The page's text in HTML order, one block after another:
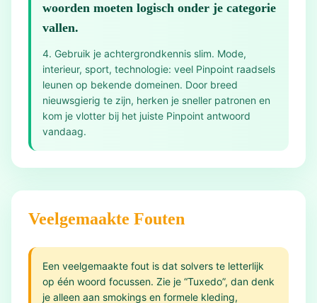
woorden moeten logisch onder je categorie
vallen.
4. Gebruik je achtergrondkennis slim. Mode,
interieur, sport, technologie: veel Pinpoint raadsels
leunen op bekende domeinen. Door breed
nieuwsgierig te zijn, herken je sneller patronen en
kom je vlotter bij het juiste Pinpoint antwoord
vandaag.
Veelgemaakte Fouten
Een veelgemaakte fout is dat solvers te letterlijk
op één woord focussen. Zie je “Tuxedo”, dan denk
je alleen aan smokings en formele kleding,